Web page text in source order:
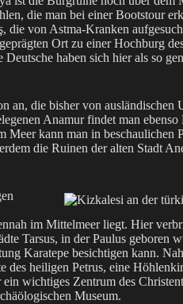
die man bei einer Bootstour
die von Astma-Kranken
Ort zu einer Hochburg
haben sich hier als so
an, die bisher von ausländischen
Anamur findet man ebenso
kann man in beschaulichen
die Ruinen der alten Stadt
im Mittelmeer liegt. Hier
Tarsus, in der Paulus geboren
Karatepe besichtigen kann.
des heiligen Petrus, eine
wichtiges Zentrum des
Museum.